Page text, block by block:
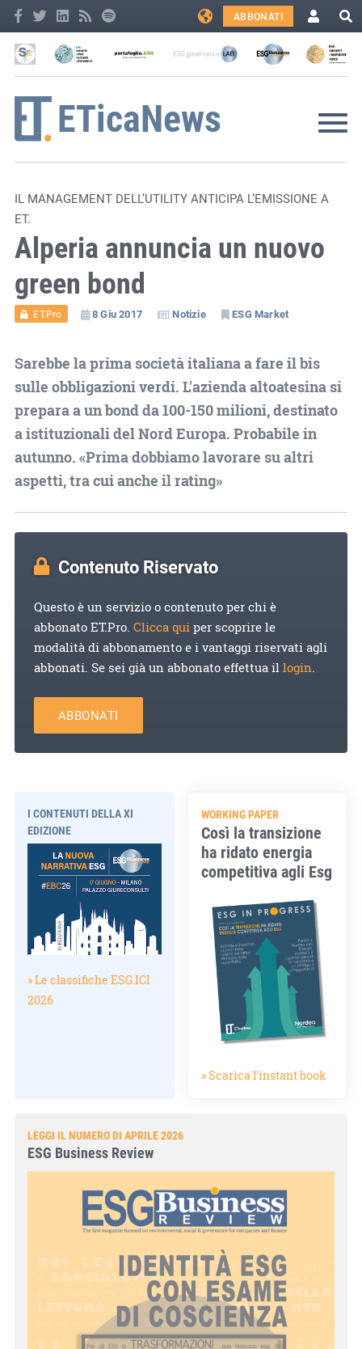
ABBONATI
IL MANAGEMENT DELL’UTILITY ANTICIPA L’EMISSIONE A
ET.
Alperia annuncia un nuovo
green bond
ET.Pro 8 Giu 2017 Notizie ESG Market
Sarebbe la prima società italiana a fare il bis
sulle obbligazioni verdi. L'azienda altoatesina si
prepara a un bond da 100-150 milioni, destinato
a istituzionali del Nord Europa. Probabile in
autunno. «Prima dobbiamo lavorare su altri
aspetti, tra cui anche il rating»
Contenuto Riservato
Questo è un servizio o contenuto per chi è
abbonato ET.Pro. Clicca quiper scoprire le
modalità di abbonamento e i vantaggi riservati agli
abbonati. Se sei già un abbonato effettua illogin.
ABBONATI
I CONTENUTI DELLA XI
EDIZIONE
» Le classifiche ESG.ICI
2026
WORKING PAPER
Così la transizione
ha ridato energia
competitiva agli Esg
» Scarica l'instant book
LEGGI IL NUMERO DI APRILE 2026
ESG Business Review